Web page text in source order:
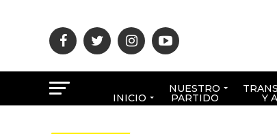
INICIO
NUESTRO
PARTIDO Y